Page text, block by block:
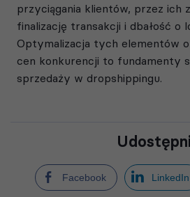
przyciągania klientów, przez ich
finalizację transakcji i dbałość o
Optymalizacja tych elementów
cen konkurencji to fundamenty
sprzedaży w dropshippingu.
Facebook LinkedIn